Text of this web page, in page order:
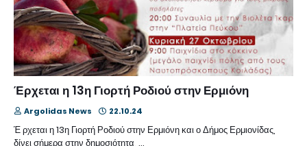
Έρχεται η 13η Γιορτή Ροδιού στην Ερμιόνη
Argolidas News 22.10.24
Έ ρχεται η 13η Γιορτή Ροδιού στην Ερμιόνη και ο Δήμος Ερμιονίδας,
δίνει σήμερα στην δημοσιότητα, …